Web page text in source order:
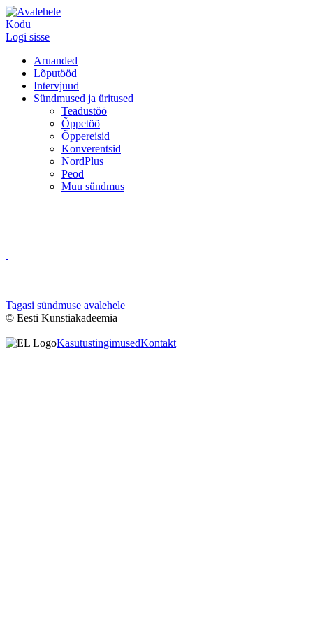
Kodu
Logi sisse
Aruanded
Lõputööd
Intervjuud
Sündmused ja üritused
Teadustöö
Õppetöö
Õppereisid
Konverentsid
NordPlus
Peod
Muu sündmus
Tagasi sündmuse avalehele
© Eesti Kunstiakadeemia
KasutustingimusedKontakt